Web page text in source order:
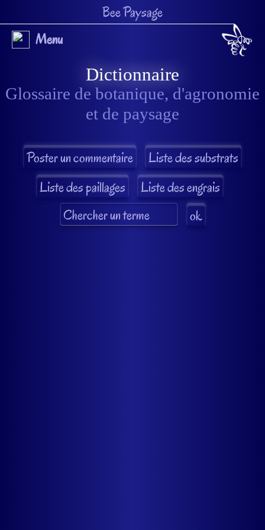
Bee Paysage
Menu
Dictionnaire
Glossaire de botanique, d'agronomie
et de paysage
Liste des substrats
Liste des paillages
Liste des engrais